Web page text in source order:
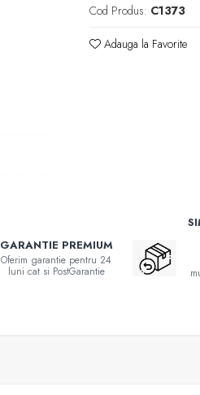
Cod Produs: C1373
Adauga la Favorite
GARANTIE PREMIUM
Oferim garantie pentru 24
luni cat si PostGarantie